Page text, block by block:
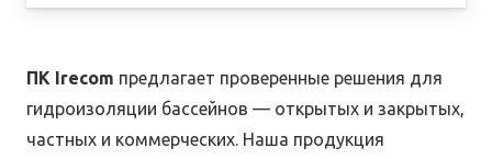
ПК Irecom предлагает проверенные решения для
гидроизоляции бассейнов — открытых и закрытых,
частных и коммерческих. Наша продукция